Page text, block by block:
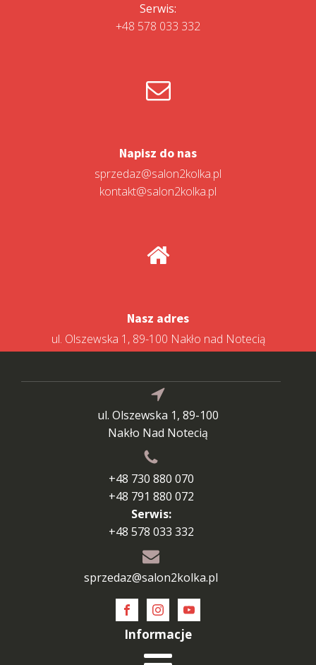
Serwis:
+48 578 033 332
Napisz do nas
sprzedaz@salon2kolka.pl
kontakt@salon2kolka.pl
Nasz adres
ul. Olszewska 1, 89-100 Nakło nad Notecią
ul. Olszewska 1, 89-100
Nakło Nad Notecią
+48 730 880 070
+48 791 880 072
Serwis:
+48 578 033 332
sprzedaz@salon2kolka.pl
Informacje